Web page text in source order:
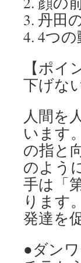
3. 丹田
4. 4つ
【ポ
下げな
人間を
います
の指と
のよう
手は「
ります
発達を
●ダン